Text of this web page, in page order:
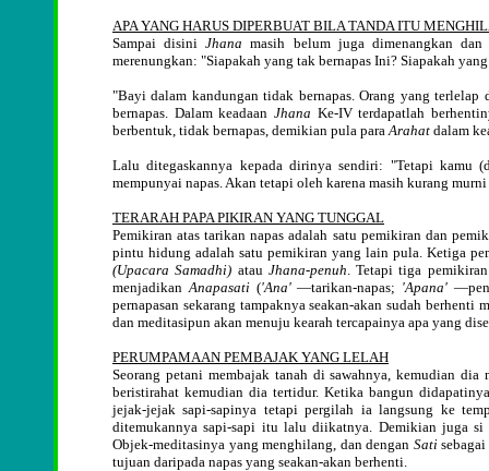
APA YANG HARUS DIPERBUAT BILA TANDA ITU
Sampai disiniJhana masih belum juga dimenangkan
merenungkan: "Siapakah yang tak bernapas Ini? Siapakah
"Bayi dalam kandungan tidak bernapas. Orang yang terlelap
bernapas. Dalam keadaan Jhana Ke-IV terdapatlah
berbentuk, tidak bernapas, demikian pula paraArahat dalam
Lalu ditegaskannya kepada dirinya sendiri: "Tetapi kamu
mempunyai napas. Akan tetapi oleh karena masih kurang
TERARAH PAPA PIKIRAN YANG TUNGGAL
Pemikiran atas tarikan napas adalah satu pemikiran dan
pintu hidung adalah satu pemikiran yang lain pula. Ketiga
(Upacara Samadhi) atau Jhana-penuh. Tetapi tiga
menjadikanAnapasati('Ana'—tarikan-napas; 'Apana'
pernapasan sekarang tampaknya seakan-akan sudah
dan meditasipun akan menuju kearah tercapainya apa yang
PERUMPAMAAN PEMBAJAK YANG LELAH
Seorang petani membajak tanah di sawahnya, kemudian
beristirahat kemudian dia tertidur. Ketika bangun
jejak-jejak sapi-sapinya tetapi pergilah ia langsung ke
ditemukannya sapi-sapi itu lalu diikatnya. Demikian juga si
Objek-meditasinya yang menghilang, dan dengan Satisebagai
tujuan daripada napas yang seakan-akan berhenti.